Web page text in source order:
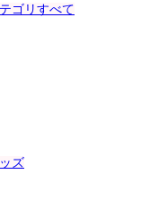
ゴリすべて
ズ